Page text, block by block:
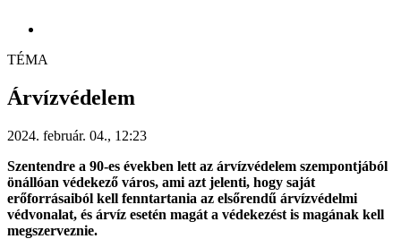
TÉMA
Árvízvédelem
2024. február. 04., 12:23
Szentendre a 90-es években lett az árvízvédelem szempontjából
önállóan védekező város, ami azt jelenti, hogy saját
erőforrásaiból kell fenntartania az elsőrendű árvízvédelmi
védvonalat, és árvíz esetén magát a védekezést is magának kell
megszerveznie.